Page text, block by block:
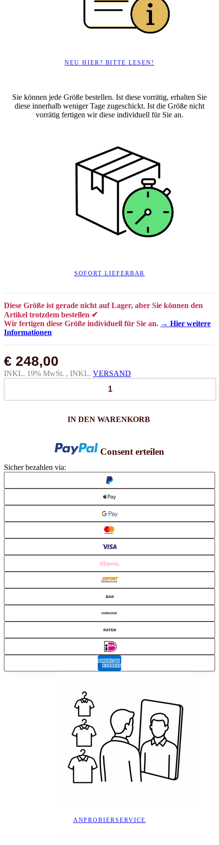
NEU HIER? BITTE LESEN!
Sie können jede Größe bestellen. Ist diese vorrätig, erhalten Sie
diese innerhalb weniger Tage zugeschickt. Ist die Größe nicht
vorrätig fertigen wir diese individuell für Sie an.
SOFORT LIEFERBAR
Diese Größe ist gerade nicht auf Lager, aber Sie können den
Artikel trotzdem bestellen ✔
Wir fertigen diese Größe individuell für Sie an. → Hier weitere
Informationen
€ 248,00
INKL. 19% MwSt. , INKL. VERSAND
IN DEN WARENKORB
Consent erteilen
Sicher bezahlen via:
ANPROBIERSERVICE